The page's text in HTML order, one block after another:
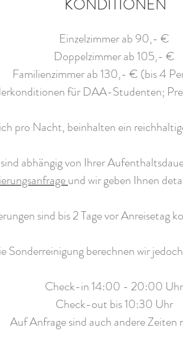
KONDITIONEN
Einzelzimmer ab 90,- €
Doppelzimmer ab 105,- €
Familienzimmer ab 130,- € (bis 4
für DAA-Studenten;
pro Nacht, beinhalten ein
abhängig von Ihrer
und wir geben Ihnen
sind bis 2 Tage vor Anreisetag
Sonderreinigung berechnen wir
Check-in 14:00 - 20:00 Uhr
Check-out bis 10:30 Uhr
Auf Anfrage sind auch andere Zeiten